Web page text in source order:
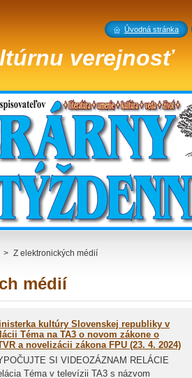
verejnosť
> Z elektronických médií
médií
kultúry Slovenskej republiky v
Téma na TA3 o novom zákone o
a novelizácii zákona FPU (23. 4. 2024)
SI VIDEOZÁZNAM RELÁCIE
Téma v televízii TA3 s názvom
Úvodná stránka